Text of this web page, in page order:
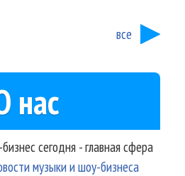
все
нас
сегодня - главная сфера
музыки и шоу-бизнеса